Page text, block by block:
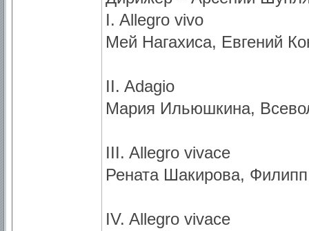
I. Allegro vivo
Мей Нагахиса, Евгений
II. Adagio
Мария Ильюшкина,
III. Allegro vivace
Рената Шакирова,
IV. Allegro vivace